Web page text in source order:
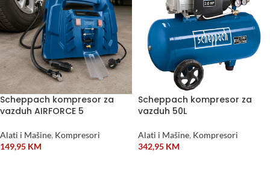
Scheppach kompresor za
vazduh AIRFORCE 5
Alati i Mašine, Kompresori
149,95 KM
Scheppach kompresor za
vazduh 50L
Alati i Mašine, Kompresori
342,95 KM